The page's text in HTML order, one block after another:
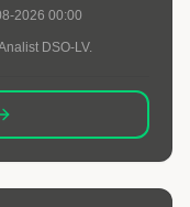
2026 00:00
DSO-LV.